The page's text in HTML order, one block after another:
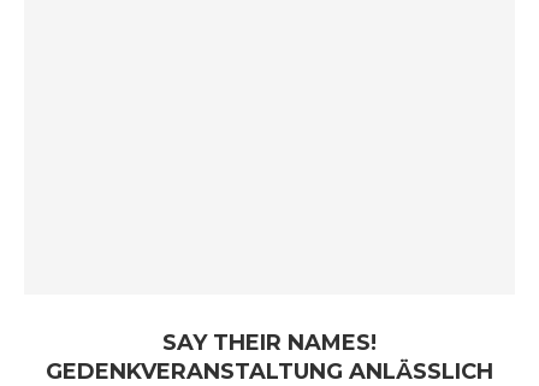
SAY THEIR NAMES!
GEDENKVERANSTALTUNG ANLÄSSLICH